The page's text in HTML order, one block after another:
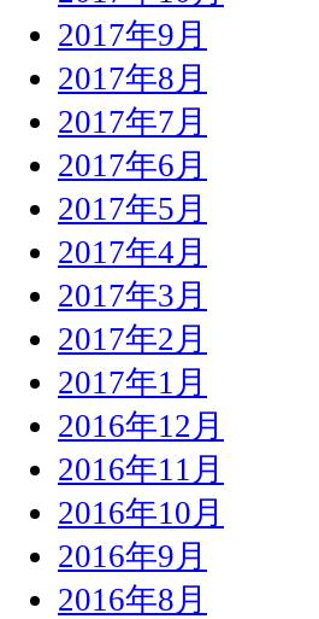
2017年9月
2017年8月
2017年7月
2017年6月
2017年5月
2017年4月
2017年3月
2017年2月
2017年1月
2016年12月
2016年11月
2016年10月
2016年9月
2016年8月